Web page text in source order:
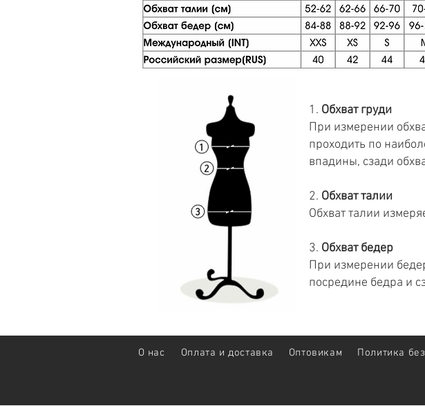
1. Обхват груди
При измерении
проходить по
впадины, сзади
2. Обхват талии​
Обхват талии
3. Обхват бедер​
При измерении
посредине бедра и
О нас Оплата и доставка Оптовикам Политика